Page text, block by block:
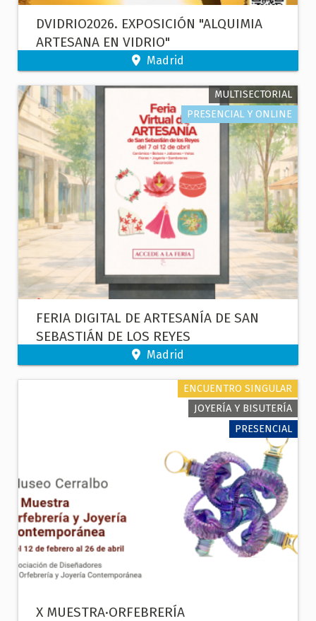
DVIDRIO2026. EXPOSICIÓN "ALQUIMIA
ARTESANA EN VIDRIO"
Madrid
MULTISECTORIAL
PRESENCIAL Y ONLINE
FERIA DIGITAL DE ARTESANÍA DE SAN
SEBASTIÁN DE LOS REYES
Madrid
ENCUENTRO SINGULAR
JOYERÍA Y BISUTERÍA
PRESENCIAL
X MUESTRA·ORFEBRERÍA